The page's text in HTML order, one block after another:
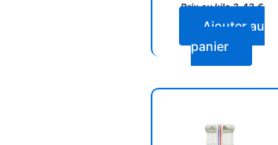
Prix au kilo 3,43€
Ajouter au
panier